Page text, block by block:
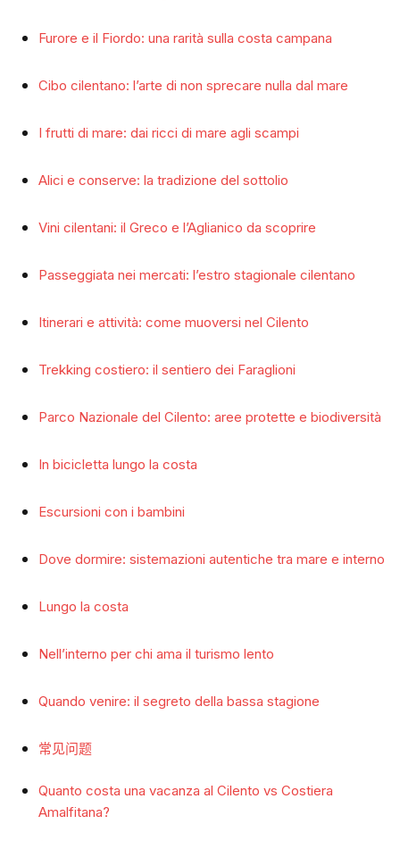
Furore e il Fiordo: una rarità sulla costa campana
Cibo cilentano: l’arte di non sprecare nulla dal mare
I frutti di mare: dai ricci di mare agli scampi
Alici e conserve: la tradizione del sottolio
Vini cilentani: il Greco e l’Aglianico da scoprire
Passeggiata nei mercati: l’estro stagionale cilentano
Itinerari e attività: come muoversi nel Cilento
Trekking costiero: il sentiero dei Faraglioni
Parco Nazionale del Cilento: aree protette e biodiversità
In bicicletta lungo la costa
Escursioni con i bambini
Dove dormire: sistemazioni autentiche tra mare e interno
Lungo la costa
Nell’interno per chi ama il turismo lento
Quando venire: il segreto della bassa stagione
常见问题
Quanto costa una vacanza al Cilento vs Costiera
Amalfitana?